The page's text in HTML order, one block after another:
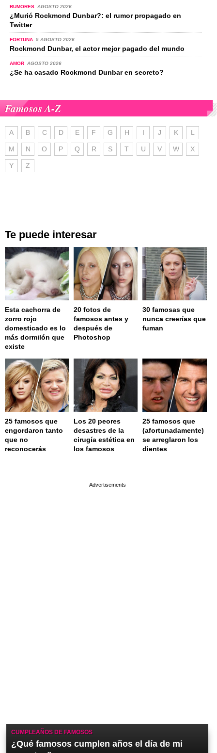
RUMORES AGOSTO 2026
¿Murió Rockmond Dunbar?: el rumor propagado en
Twitter
FORTUNA 5 AGOSTO 2026
Rockmond Dunbar, el actor mejor pagado del mundo
AMOR AGOSTO 2026
¿Se ha casado Rockmond Dunbar en secreto?
Famosos A-Z
A B C D E F G H I J K L
M N O P Q R S T U V W X
Y Z
Te puede interesar
Esta cachorra de
zorro rojo
domesticado es lo
más dormilón que
existe
20 fotos de
famosos antes y
después de
Photoshop
30 famosas que
nunca creerías que
fuman
25 famosos que
engordaron tanto
que no
reconocerás
Los 20 peores
desastres de la
cirugía estética en
los famosos
25 famosos que
(afortunadamente)
se arreglaron los
dientes
CUMPLEAÑOS DE FAMOSOS
¿Qué famosos cumplen años el día de mi